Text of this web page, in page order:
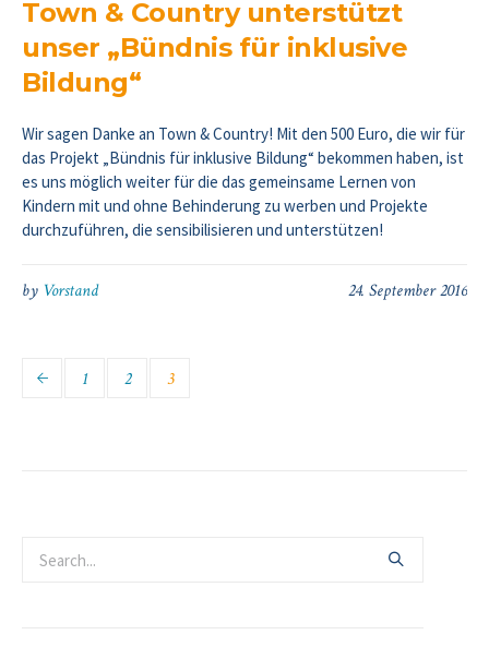
Town & Country unterstützt
unser „Bündnis für inklusive
Bildung“
Wir sagen Danke an Town & Country! Mit den 500 Euro, die wir für
das Projekt „Bündnis für inklusive Bildung“ bekommen haben, ist
es uns möglich weiter für die das gemeinsame Lernen von
Kindern mit und ohne Behinderung zu werben und Projekte
durchzuführen, die sensibilisieren und unterstützen!
24. September 2016
by Vorstand
1 2 3